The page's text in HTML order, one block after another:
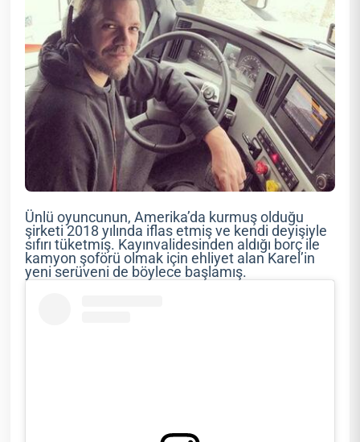
Ünlü oyuncunun, Amerika’da kurmuş olduğu
şirketi 2018 yılında iflas etmiş ve kendi deyişiyle
sıfırı tüketmiş. Kayınvalidesinden aldığı borç ile
kamyon şoförü olmak için ehliyet alan Karel’in
yeni serüveni de böylece başlamış.